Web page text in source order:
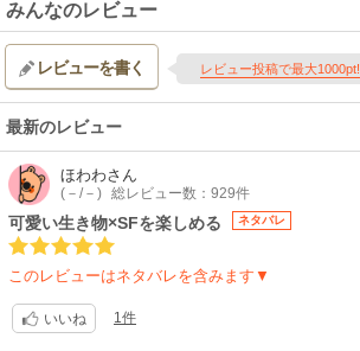
みんなのレビュー
レビューを書く レビュー投稿で最大1000pt!
最新のレビュー
ほわわさん
(－/－) 総レビュー数：929件
可愛い生き物×SFを楽しめる ネタバレ
このレビューはネタバレを含みます▼
いいね 1件